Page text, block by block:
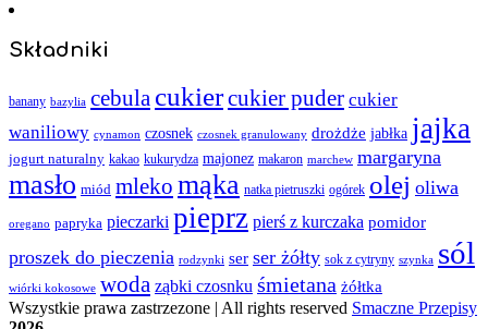
Składniki
banany bazylia cebula cukiercukier puder cukier
waniliowy cynamon czosnek czosnek granulowany drożdże jabłka jajka
jogurt naturalny kakao kukurydza majonez makaron marchew margaryna
masło miód mleko mąka natka pietruszki ogórek olej oliwa
oregano papryka pieczarki pieprz pierś z kurczaka pomidor
proszek do pieczenia rodzynki ser ser żółty sok z cytryny szynka sól
wiórki kokosowe woda ząbki czosnku śmietana żółtka
Wszystkie prawa zastrzezone | All rights reserved Smaczne Przepisy